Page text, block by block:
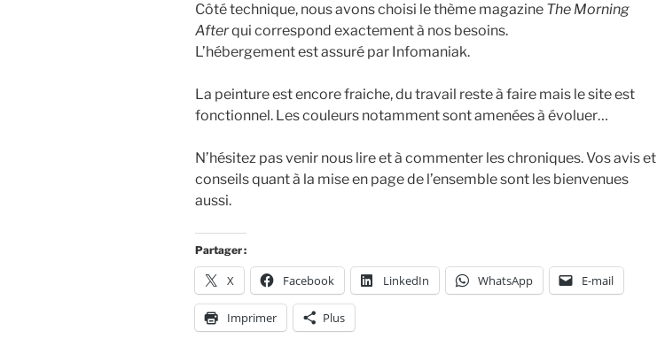
Côté technique, nous avons choisi le thème magazine The Morning
Afterqui correspond exactement à nos besoins.
L’hébergement est assuré par Infomaniak.
La peinture est encore fraiche, du travail reste à faire mais le site est
fonctionnel. Les couleurs notamment sont amenées à évoluer…
N’hésitez pas venir nous lire et à commenter les chroniques. Vos avis et
conseils quant à la mise en page de l’ensemble sont les bienvenues
aussi.
Partager :
X Facebook LinkedIn WhatsApp E-mail
Imprimer Plus